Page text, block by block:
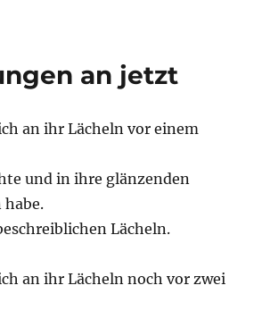
an jetzt
an ihr Lächeln vor einem
und in ihre glänzenden
habe.
Lächeln.
an ihr Lächeln noch vor zwei